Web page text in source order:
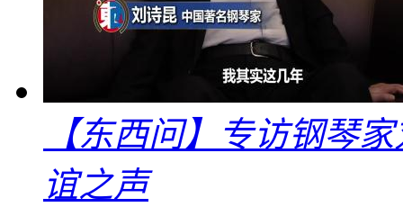
【东西问】专访钢琴
谊之声